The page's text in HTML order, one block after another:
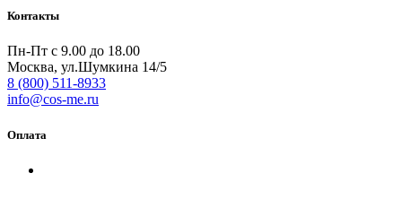
Контакты
Пн-Пт с 9.00 до 18.00
Москва, ул.Шумкина 14/5
8 (800) 511-8933
info@cos-me.ru
Оплата